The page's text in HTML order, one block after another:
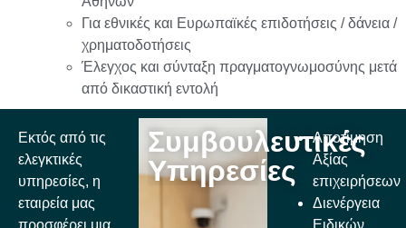
Για εθνικές και Ευρωπαϊκές επιδοτήσεις / δάνεια /
χρηματοδοτήσεις
Έλεγχος και σύνταξη πραγματογνωμοσύνης μετά
από δικαστική εντολή
Εκτός από τις
ελεγκτικές
υπηρεσίες, η
εταιρεία μας
Συμβουλευτικές
Υπηρεσίες
Αποτίμηση
Αξίας
επιχειρήσεων
Διενέργεια